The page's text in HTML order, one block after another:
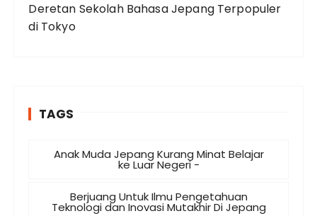
Deretan Sekolah Bahasa Jepang Terpopuler
di Tokyo
TAGS
Anak Muda Jepang Kurang Minat Belajar
ke Luar Negeri -
Berjuang Untuk Ilmu Pengetahuan
Teknologi dan Inovasi Mutakhir Di Jepang